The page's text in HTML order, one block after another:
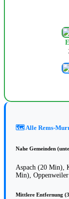
🗺️ Alle Rems-
Nahe Gemeinden
Aspach (20 Min),
Min),
Mittlere Entfernung